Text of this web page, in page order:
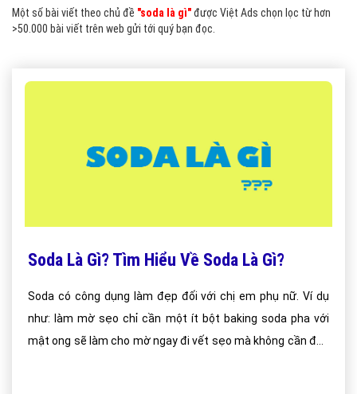
Một số bài viết theo chủ đề "soda là gì"được Việt Ads chọn lọc từ hơn
>50.000 bài viết trên web gửi tới quý bạn đọc.
Soda Là Gì? Tìm Hiểu Về Soda Là Gì?
Soda có công dụng làm đẹp đối với chị em phụ nữ. Ví dụ
như: làm mờ sẹo chỉ cần một ít bột baking soda pha với
mật ong sẽ làm cho mờ ngay đi vết sẹo mà không cần đến